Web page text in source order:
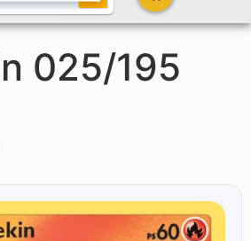
025/195